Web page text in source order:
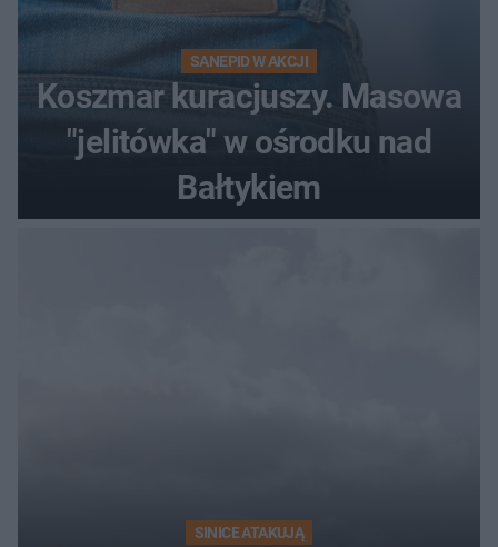
SANEPID W AKCJI
Koszmar kuracjuszy. Masowa
"jelitówka" w ośrodku nad
Bałtykiem
SINICE ATAKUJĄ